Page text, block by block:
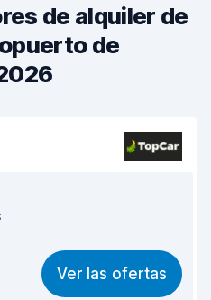
de alquiler de
de
9,0
9,5
Ver las ofertas